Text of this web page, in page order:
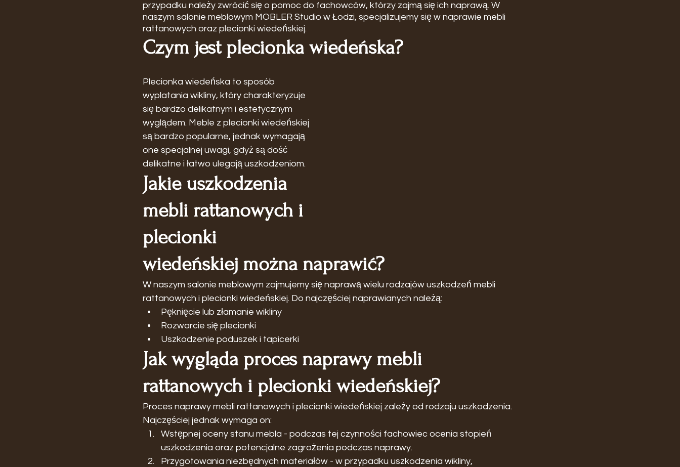
przypadku należy zwrócić się o pomoc do fachowców, którzy zajmą się ich naprawą. W
naszym salonie meblowym MOBLER Studio w Łodzi, specjalizujemy się w naprawie mebli
rattanowych oraz plecionki wiedeńskiej.
Czym jest plecionka wiedeńska?
Plecionka wiedeńska to sposób
wyplatania wikliny, który charakteryzuje
się bardzo delikatnym i estetycznym
wyglądem. Meble z plecionki wiedeńskiej
są bardzo popularne, jednak wymagają
one specjalnej uwagi, gdyż są dość
delikatne i łatwo ulegają uszkodzeniom.
Jakie uszkodzenia
mebli rattanowych i
plecionki
wiedeńskiej można naprawić?
W naszym salonie meblowym zajmujemy się naprawą wielu rodzajów uszkodzeń mebli
rattanowych i plecionki wiedeńskiej. Do najczęściej naprawianych należą:
Pęknięcie lub złamanie wikliny
Rozwarcie się plecionki
Uszkodzenie poduszek i tapicerki
Jak wygląda proces naprawy mebli
rattanowych i plecionki wiedeńskiej?
Proces naprawy mebli rattanowych i plecionki wiedeńskiej zależy od rodzaju uszkodzenia.
Najczęściej jednak wymaga on:
Wstępnej oceny stanu mebla - podczas tej czynności fachowiec ocenia stopień
uszkodzenia oraz potencjalne zagrożenia podczas naprawy.
Przygotowania niezbędnych materiałów - w przypadku uszkodzenia wikliny,